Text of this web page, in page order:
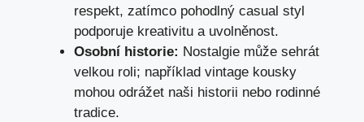
respekt, ​zatímco pohodlný‍ casual styl
⁣podporuje kreativitu a uvolněnost.
Osobní historie: Nostalgie může sehrát
velkou roli;‌ například vintage kousky
mohou odrážet naši⁢ historii nebo rodinné
tradice.